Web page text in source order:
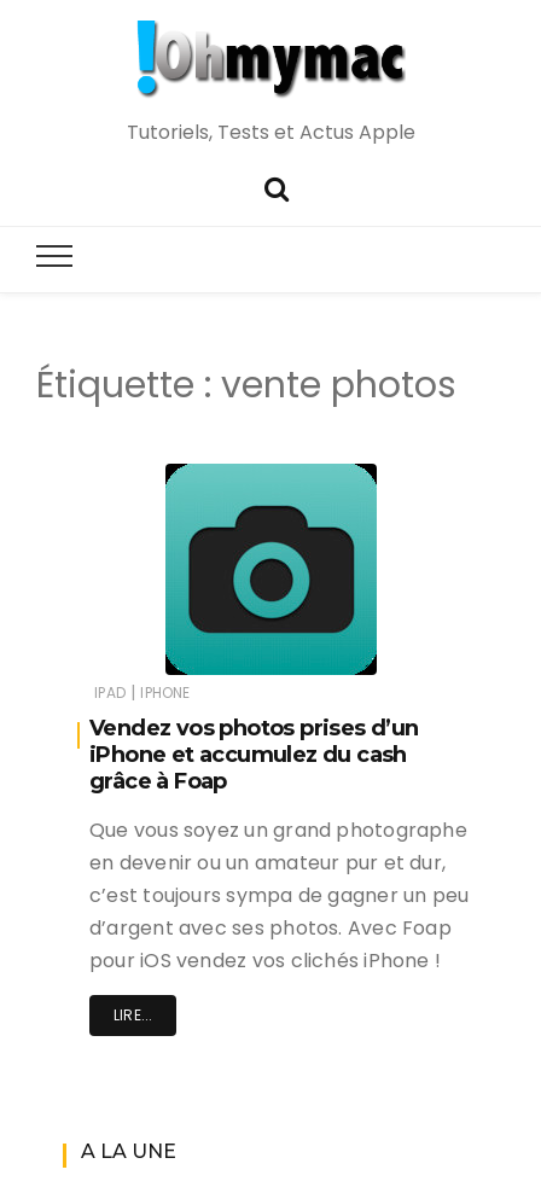
Tutoriels, Tests et Actus Apple
Étiquette : vente photos
IPAD | IPHONE
Vendez vos photos prises d’un
iPhone et accumulez du cash
grâce à Foap
Que vous soyez un grand photographe
en devenir ou un amateur pur et dur,
c’est toujours sympa de gagner un peu
d’argent avec ses photos. Avec Foap
pour iOS vendez vos clichés iPhone !
LIRE...
A LA UNE